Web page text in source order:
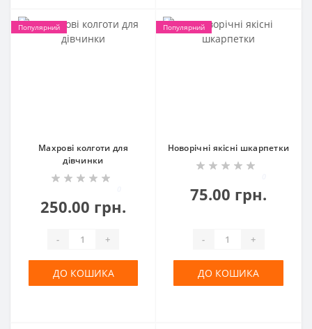
Популярний
Махрові колготи для
дівчинки
250.00 грн.
- +
ДО КОШИКА
Популярний
Новорічні якісні шкарпетки
75.00 грн.
- +
ДО КОШИКА